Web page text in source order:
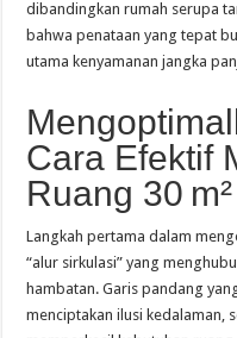
dibandingkan rumah serupa
bahwa penataan yang tepat
utama kenyamanan jangka
Cara Efektif
Ruang 30 m²
Langkah pertama dalam
“alur sirkulasi” yang
hambatan. Garis pandang
menciptakan ilusi kedalaman,